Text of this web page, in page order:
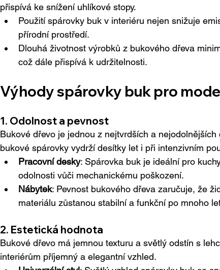
přispívá ke snížení uhlíkové stopy.
Použití spárovky buk v interiéru nejen snižuje
přírodní prostředí.
Dlouhá životnost výrobků z bukového dřeva
což dále přispívá k udržitelnosti.
Výhody spárovky buk pro
1. Odolnost a pevnost
Bukové dřevo je jednou z nejtvrdších a
bukové spárovky vydrží desítky let i při intenzivním
Pracovní desky: Spárovka buk je ideální pro
odolnosti vůči mechanickému poškození.
Nábytek: Pevnost bukového dřeva zaručuje, že
materiálu zůstanou stabilní a funkční po mnoho
2. Estetická hodnota
Bukové dřevo má jemnou texturu a světlý odstín s
interiérům příjemný a elegantní vzhled.